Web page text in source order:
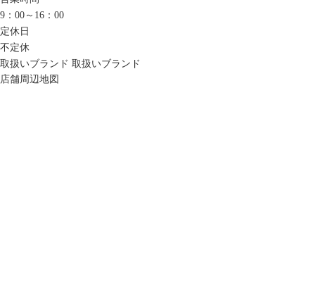
9：00～16：00
定休日
不定休
取扱いブランド 取扱いブランド
店舗周辺地図